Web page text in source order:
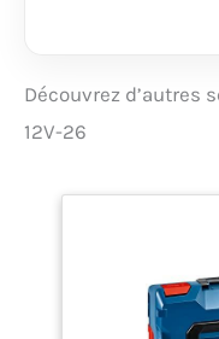
Découvrez d’autres
12V-26